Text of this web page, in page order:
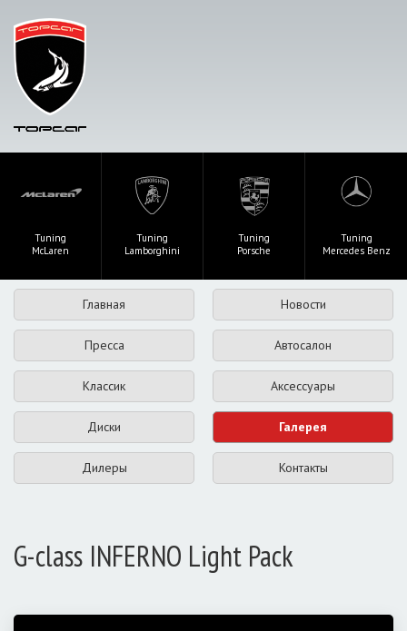
Tuning
McLaren
Tuning
Lamborghini
Tuning
Porsche
Tuning
Mercedes Benz
Главная Новости
Пресса Автосалон
Классик Аксессуары
Диски Галерея
Дилеры Контакты
G-class INFERNO Light Pack